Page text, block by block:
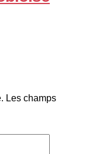
Les champs